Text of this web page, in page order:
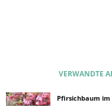
VERWANDTE
Pfirsichbaum